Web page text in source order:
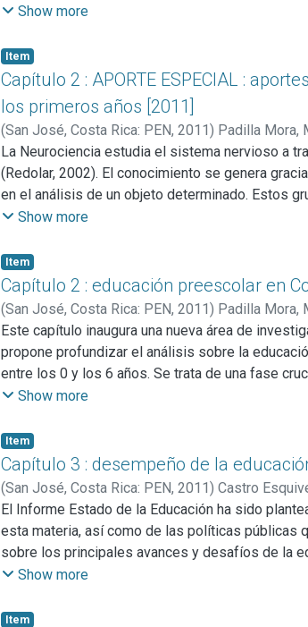
programas de equidad y aumentó la retención
investigación en ciencia y tecnología, y tuvo
dirección correcta, pues refuerzan áreas clave
Show more
Item
Capítulo 2 : APORTE ESPECIAL :
los primeros años [2011]
(San José, Costa Rica: PEN, 2011) Padilla Mora,
Sibaja Molina, Johanna;Fornaguera Trías, Jaime
La Neurociencia estudia el sistema nervioso a
(Redolar, 2002). El conocimiento se genera
en el análisis de un objeto determinado. Estos
experimentos y contraste de hipótesis, para
(Springer y Deutsch, 2001). Entre sus múltiples
procesos de gran relevancia para las ciencias
percepción, tópicos que la Neurociencia viene
(Toro, 2000).
Show more
Item
Capítulo 2 : educación preescolar en
(San José, Costa Rica: PEN, 2011) Padilla Mora,
Sibaja Molina, Johanna;Fornaguera Trías, Jaime
Este capítulo inaugura una nueva área de
propone profundizar el análisis sobre la
entre los 0 y los 6 años. Se trata de una fase
desarrollo para toda la vida, incluyendo las
Show more
Item
Capítulo 3 : desempeño de la
(San José, Costa Rica: PEN, 2011) Castro
Delgado, Dagoberto
El Informe Estado de la Educación ha sido
esta materia, así como de las políticas públicas
sobre los principales avances y desafíos de la
la educación técnica por cuanto en esta edición
estos niveles educativos se acercan o se alejan
Show more
Item